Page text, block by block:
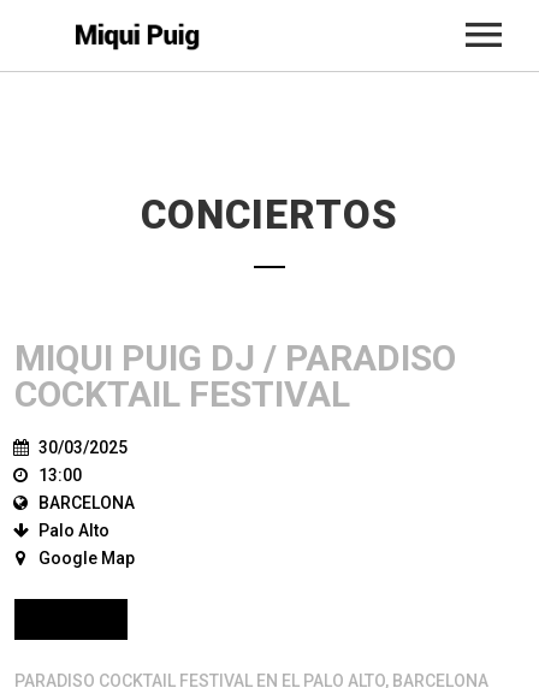
CONCIERTOS
MÚSICA
TIENDA
CONCIERTOS
MIQUI PUIG DJ / PARADISO
COCKTAIL FESTIVAL
30/03/2025
13:00
BARCELONA
Palo Alto
Google Map
PARADISO COCKTAIL FESTIVAL EN EL PALO ALTO, BARCELONA